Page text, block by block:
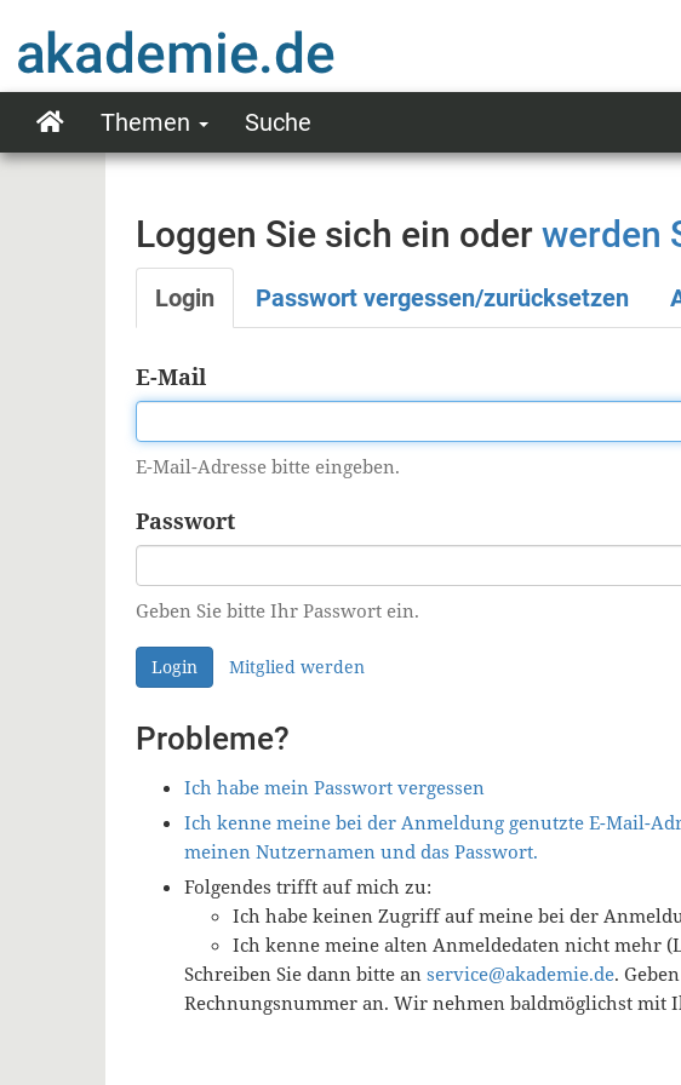
zum
Inhalt
Main
Themen Suche
Loggen Sie sich ein oder werden
Primäre
Reiter
Login Passwort vergessen/zurücksetzen
E-Mail
E-Mail-Adresse bitte eingeben.
Passwort
Geben Sie bitte Ihr Passwort ein.
Login Mitglied werden
Probleme?
Ich habe mein Passwort vergessen
Ich kenne meine bei der Anmeldung genutzte E-Mail-
meinen Nutzernamen und das Passwort.
Folgendes trifft auf mich zu:
Ich habe keinen Zugriff auf meine bei der
Ich kenne meine alten Anmeldedaten nicht mehr
Schreiben Sie dann bitte an service@akademie.de.
Rechnungsnummer an. Wir nehmen baldmöglichst mit